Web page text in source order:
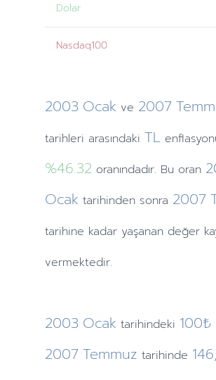
Dolar
Nasdaq100
2003 Ocak ve 2007
tarihleri arasındaki TL
%46.32oranındadır. Bu oran
Ocak tarihindensonra 2007
tarihine kadar yaşanan değer
vermektedir.
2003 Ocak tarihindeki 100₺
2007 Temmuz tarihinde